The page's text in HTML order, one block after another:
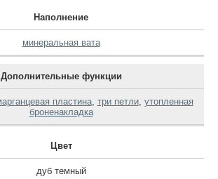
Наполнение
минеральная вата
Дополнительные функции
пластина, три петли, утопленная
броненакладка
Цвет
дуб темный